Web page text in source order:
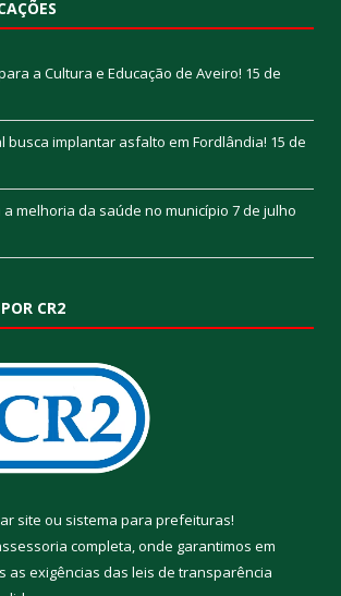
a Cultura e Educação de Aveiro! 15 de
busca implantar asfalto em Fordlândia! 15 de
melhoria da saúde no município 7 de julho
CR2
site ou sistema para prefeituras!
completa, onde garantimos em
as exigências das leis de transparência